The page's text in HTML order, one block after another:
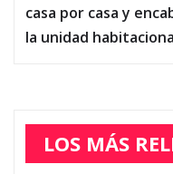
casa por casa y
la unidad
LOS MÁS